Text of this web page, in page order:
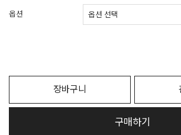
옵션
장바구니
구매하기